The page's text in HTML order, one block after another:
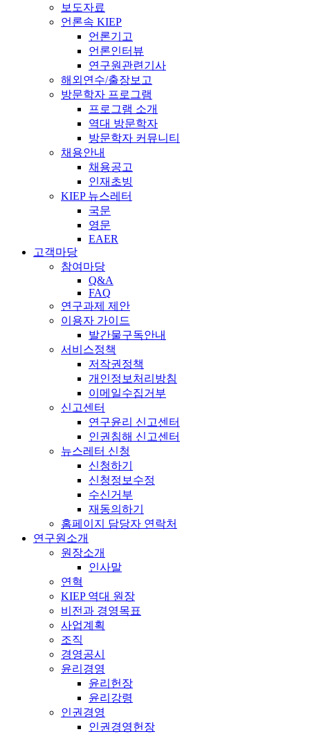
보도자료
언론속 KIEP
언론기고
언론인터뷰
연구원관련기사
해외연수/출장보고
방문학자 프로그램
프로그램 소개
역대 방문학자
방문학자 커뮤니티
채용안내
채용공고
인재초빙
KIEP 뉴스레터
국문
영문
EAER
고객마당
참여마당
Q&A
FAQ
연구과제 제안
이용자 가이드
발간물구독안내
서비스정책
저작권정책
개인정보처리방침
이메일수집거부
신고센터
연구윤리 신고센터
인권침해 신고센터
뉴스레터 신청
신청하기
신청정보수정
수신거부
재동의하기
홈페이지 담당자 연락처
연구원소개
원장소개
인사말
연혁
KIEP 역대 원장
비전과 경영목표
사업계획
조직
경영공시
윤리경영
윤리헌장
윤리강령
인권경영
인권경영헌장